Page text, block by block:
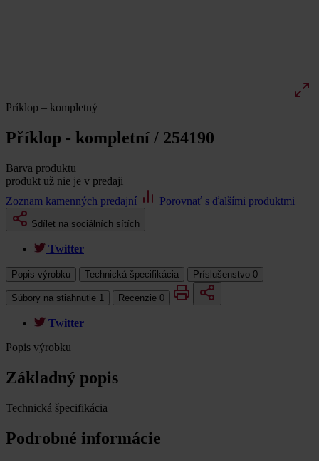
Príklop – kompletný
Příklop - kompletní / 254190
Barva produktu
produkt už nie je v predaji
Zoznam kamenných predajní
Porovnať s ďalšími produktmi
Sdílet na sociálních sítích
Twitter
Popis výrobku Technická špecifikácia Príslušenstvo 0
Súbory na stiahnutie 1 Recenzie 0
Twitter
Popis výrobku
Základný popis
Technická špecifikácia
Podrobné informácie